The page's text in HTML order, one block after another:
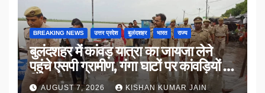
BREAKING NEWS उत्तर प्रदेश बुलंदशहर भारत राज्य
बुलंदशहर में कांवड़ यात्रा का जायजा लेने
पहुंचे एसपी ग्रामीण, गंगा घाटों पर कांवड़ियों से
किया संवाद
AUGUST 7, 2026 KISHAN KUMAR JAIN